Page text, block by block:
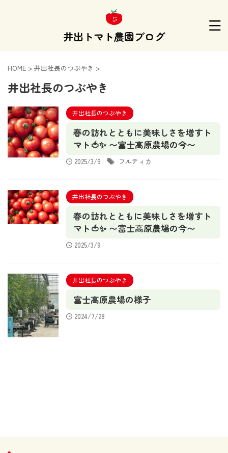
井出トマト農園ブログ
HOME > 井出社長のつぶやき >
井出社長のつぶやき
井出社長のつぶやき
春の訪れとともに美味しさを増すト
マト🍅✨ 〜富士高原農場の今〜
2025/3/9 フルティカ
井出社長のつぶやき
春の訪れとともに美味しさを増すト
マト🍅✨ 〜富士高原農場の今〜
2025/3/9
井出社長のつぶやき
富士高原農場の様子
2024/7/28